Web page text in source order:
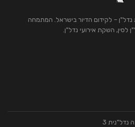
– לקידום הדיור בישראל. המתמחה
לסין, השקת אירועי נדל"ן.
נדל"נית 3